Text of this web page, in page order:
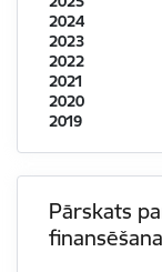
2024
2023
2022
2021
2020
2019
Pārskats